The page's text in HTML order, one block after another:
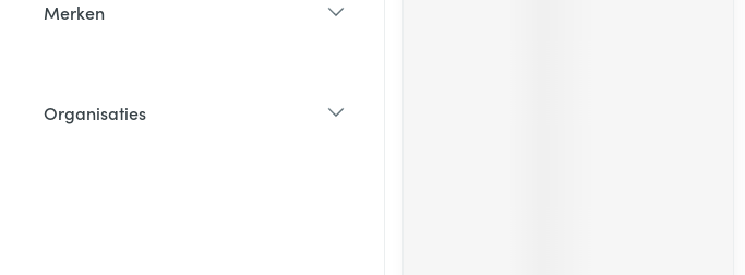
Merken
Organisaties